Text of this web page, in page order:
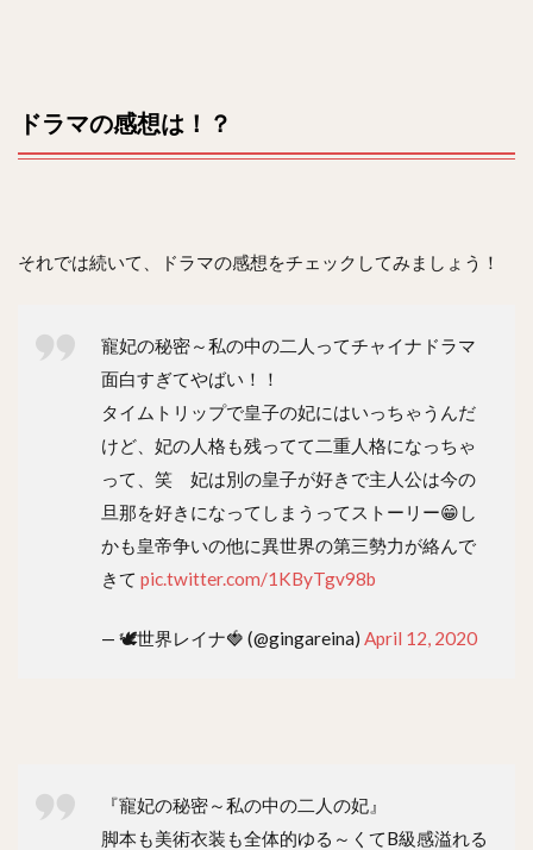
ドラマの感想は！？
それでは続いて、ドラマの感想をチェックしてみましょう！
寵妃の秘密～私の中の二人ってチャイナドラマ
面白すぎてやばい！！
タイムトリップで皇子の妃にはいっちゃうんだ
けど、妃の人格も残ってて二重人格になっちゃ
って、笑 妃は別の皇子が好きで主人公は今の
旦那を好きになってしまうってストーリー😁し
かも皇帝争いの他に異世界の第三勢力が絡んで
きて pic.twitter.com/1KByTgv98b
— 🕊️世界レイナ🍓 (@gingareina) April 12, 2020
『寵妃の秘密～私の中の二人の妃』
脚本も美術衣装も全体的ゆる～くてB級感溢れる